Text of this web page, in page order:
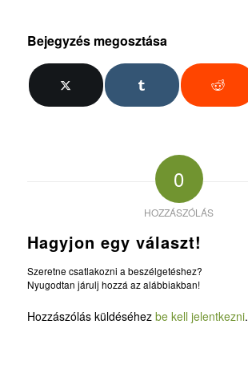
Bejegyzés megosztása
0
HOZZÁSZÓLÁS
Hagyjon egy választ!
Szeretne csatlakozni a beszélgetéshez?
Nyugodtan járulj hozzá az alábbiakban!
Hozzászólás küldéséhez be kell jelentkezni.